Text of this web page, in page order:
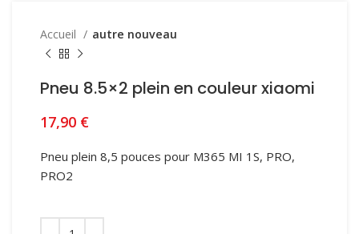
Accueil autre nouveau
Pneu 8.5×2 plein en couleur xiaomi
17,90 €
Pneu plein 8,5 pouces pour M365 MI 1S, PRO,
PRO2